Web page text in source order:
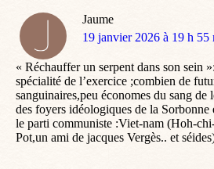
Jaume
dit
19 janvier 2026 à 19 h 55
« Réchauffer un serpent dans son sein
spécialité de l’exercice ;combien de
sanguinaires,peu économes du sang de
des foyers idéologiques de la Sorbonne
le parti communiste :Viet-nam (Hoh-
Pot,un ami de jacques Vergès.. et